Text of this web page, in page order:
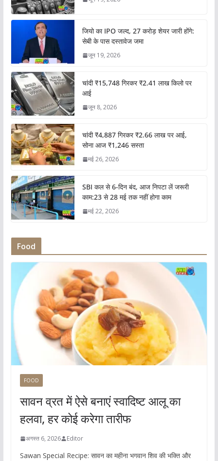
जियो का IPO जल्द, 27 करोड़ शेयर जारी होंगे:
सेबी के पास दस्तावेज जमा
जून 19, 2026
चांदी ₹15,748 गिरकर ₹2.41 लाख किलो पर
आई
जून 8, 2026
चांदी ₹4,887 गिरकर ₹2.66 लाख पर आई,
सोना आज ₹1,246 सस्ता
मई 26, 2026
SBI कल से 6-दिन बंद, आज निपटा लें जरूरी
काम:23 से 28 मई तक नहीं होगा काम
मई 22, 2026
Food
FOOD
सावन व्रत में ऐसे बनाएं स्वादिष्ट आलू का
हलवा, हर कोई करेगा तारीफ
अगस्त 6, 2026 Editor
Sawan Special Recipe: सावन का महीना भगवान शिव की भक्ति और